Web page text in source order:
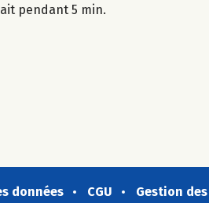
pendant 5 min.
données CGU Gestion